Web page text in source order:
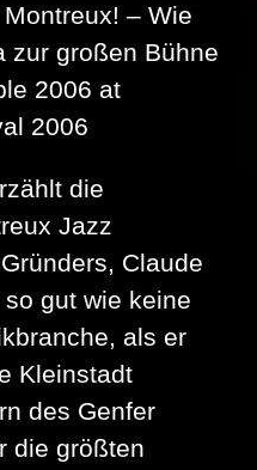
– Wie
zur großen Bühne
2006 at
2006
die
Jazz
Claude
gut wie keine
als er
Kleinstadt
des Genfer
die größten